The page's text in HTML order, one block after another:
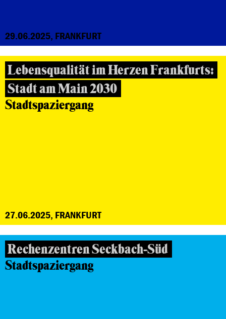
29.06.2025, FRANKFURT
Lebensqualität im Herzen Frankfurts:
Stadt am Main 2030
Stadtspaziergang
27.06.2025, FRANKFURT
Rechenzentren Seckbach-Süd
Stadtspaziergang